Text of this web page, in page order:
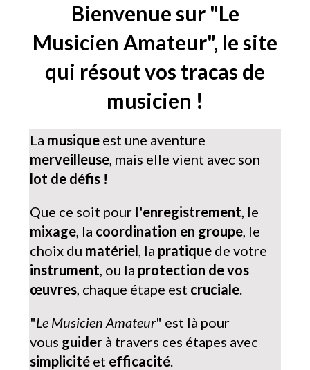
Bienvenue sur "Le
Musicien Amateur", le site
qui résout vos tracas de
musicien !
La musique est une aventure
merveilleuse, mais elle vient avec son
lot de défis !
Que ce soit pour l'enregistrement, le
mixage, la coordination en groupe, le
choix du matériel, la pratique de votre
instrument, ou la protection de vos
œuvres, chaque étape est cruciale.
"Le Musicien Amateur" est là pour
vous guider à travers ces étapes avec
simplicité et efficacité.